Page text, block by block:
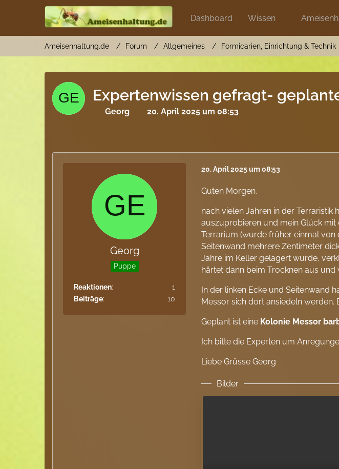
Dashboard Wissen
Ameisenhaltung.de Forum Allgemeines Formicarien, Einrichtung & Technik
Expertenwissen gefragt-
Georg 20. April 2025 um 08:53
Georg
Puppe
Reaktionen
1
Beiträge
10
20. April 2025 um 08:53
Guten Morgen,
nach vielen Jahren in der
auszuprobieren und mein Glück
Terrarium (wurde früher einmal von
Seitenwand mehrere Zentimeter
Jahre im Keller gelagert wurde,
härtet dann beim Trocknen aus und
In der linken Ecke und Seitenwand
Messor sich dort ansiedeln werden.
Geplant ist eine Kolonie Messor
Ich bitte die Experten um
Liebe Grüsse Georg
Bilder